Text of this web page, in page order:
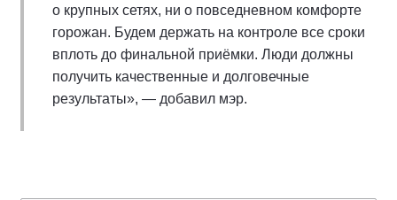
о крупных сетях, ни о повседневном комфорте
горожан. Будем держать на контроле все сроки
вплоть до финальной приёмки. Люди должны
получить качественные и долговечные
результаты», — добавил мэр.